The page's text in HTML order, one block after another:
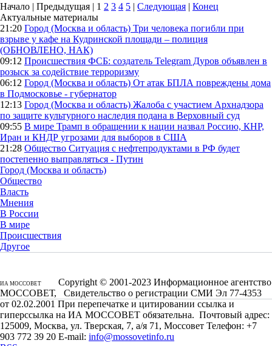
Начало | Предыдущая | 1 2 3 4 5 | Следующая | Конец
Актуальные материалы
21:20 Город (Москва и область) Три человека погибли при
взрыве у кафе на Кудринской площади – полиция
(ОБНОВЛЕНО, НАК)
09:12 Происшествия ФСБ: создатель Telegram Дуров объявлен в
розыск за содействие терроризму
06:12 Город (Москва и область) От атак БПЛА повреждены дома
в Подмосковье - губернатор
12:13 Город (Москва и область) Жалоба с участием Архнадзора
по защите культурного наследия подана в Верховный суд
09:55 В мире Трамп в обращении к нации назвал Россию, КНР,
Иран и КНДР угрозами для выборов в США
21:28 Общество Ситуация с нефтепродуктами в РФ будет
постепенно выправляться - Путин
Город (Москва и область)
Общество
Власть
Мнения
В России
В мире
Происшествия
Другое
ИА МОССОВЕТ
Copyright © 2001-2023 Информационное агентство
МОССОВЕТ, Свидетельство о регистрации СМИ Эл 77-4353
от 02.02.2001 При перепечатке и цитировании ссылка и
гиперссылка на ИА МОССОВЕТ обязательна. Почтовый адрес:
125009, Москва, ул. Тверская, 7, а/я 71, Моссовет Телефон: +7
903 772 39 20 E-mail: info@mossovetinfo.ru